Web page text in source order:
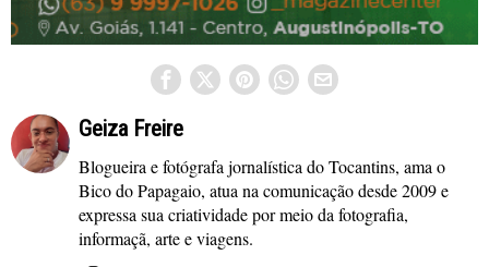
Geiza Freire
Blogueira e fotógrafa jornalística do Tocantins, ama o
Bico do Papagaio, atua na comunicação desde 2009 e
expressa sua criatividade por meio da fotografia,
informaçã, arte e viagens.